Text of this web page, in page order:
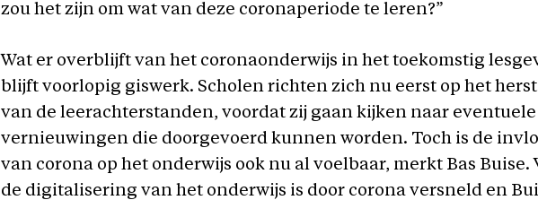
zou het zijn om wat van deze coronaperiode te leren?”
Wat er overblijft van het coronaonderwijs in het toekomstig
blijft voorlopig giswerk. Scholen richten zich nu eerst op het
van de leerachterstanden, voordat zij gaan kijken naar eventuele
vernieuwingen die doorgevoerd kunnen worden. Toch is de
van corona op het onderwijs ook nu al voelbaar, merkt Bas Buise.
de digitalisering van het onderwijs is door corona versneld en